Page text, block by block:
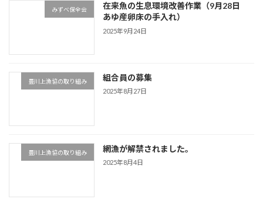
みずべ保全会
在来魚の生息環境改善作業（9月28日
あゆ産卵床の手入れ）
2025年9月24日
豊川上漁協の取り組み 組合員の募集
2025年8月27日
豊川上漁協の取り組み 網漁が解禁されました。
2025年8月4日